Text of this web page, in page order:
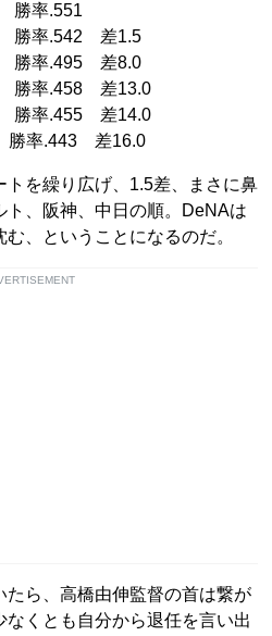
率.551
率.542 差1.5
勝率.495 差8.0
率.458 差13.0
率.455 差14.0
率.443 差16.0
を繰り広げ、1.5差、まさに鼻
、阪神、中日の順。DeNAは
、ということになるのだ。
ら、高橋由伸監督の首は繋が
なくとも自分から退任を言い出